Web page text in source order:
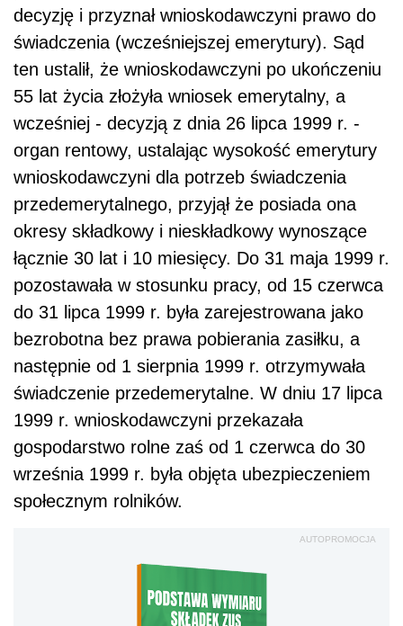
decyzję i przyznał wnioskodawczyni prawo do
świadczenia (wcześniejszej emerytury). Sąd
ten ustalił, że wnioskodawczyni po ukończeniu
55 lat życia złożyła wniosek emerytalny, a
wcześniej - decyzją z dnia 26 lipca 1999 r. -
organ rentowy, ustalając wysokość emerytury
wnioskodawczyni dla potrzeb świadczenia
przedemerytalnego, przyjął że posiada ona
okresy składkowy i nieskładkowy wynoszące
łącznie 30 lat i 10 miesięcy. Do 31 maja 1999 r.
pozostawała w stosunku pracy, od 15 czerwca
do 31 lipca 1999 r. była zarejestrowana jako
bezrobotna bez prawa pobierania zasiłku, a
następnie od 1 sierpnia 1999 r. otrzymywała
świadczenie przedemerytalne. W dniu 17 lipca
1999 r. wnioskodawczyni przekazała
gospodarstwo rolne zaś od 1 czerwca do 30
września 1999 r. była objęta ubezpieczeniem
społecznym rolników.
AUTOPROMOCJA